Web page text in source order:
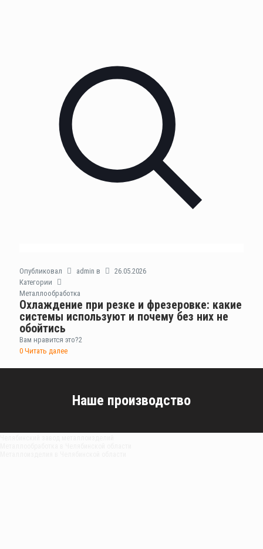
Опубликовал admin в
26.05.2026
Категории
Металлообработка
Охлаждение при резке и фрезеровке: какие
системы используют и почему без них не
обойтись
Вам нравится это?2
0 Читать далее
Наше производство